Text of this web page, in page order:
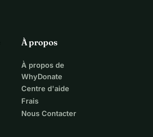
À propos
À propos de
WhyDonate
Centre d'aide
Frais
Nous Contacter